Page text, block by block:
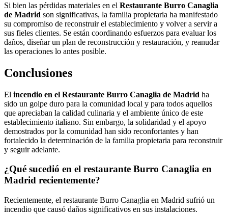
Si bien las pérdidas materiales en el Restaurante Burro Canaglia
de Madrid son significativas, la familia propietaria ha manifestado
su compromiso de reconstruir el establecimiento y volver a servir a
sus fieles clientes. Se están coordinando esfuerzos para evaluar los
daños, diseñar un plan de reconstrucción y restauración, y reanudar
las operaciones lo antes posible.
Conclusiones
El incendio en el Restaurante Burro Canaglia de Madrid ha
sido un golpe duro para la comunidad local y para todos aquellos
que apreciaban la calidad culinaria y el ambiente único de este
establecimiento italiano. Sin embargo, la solidaridad y el apoyo
demostrados por la comunidad han sido reconfortantes y han
fortalecido la determinación de la familia propietaria para reconstruir
y seguir adelante.
¿Qué sucedió en el restaurante Burro Canaglia en
Madrid recientemente?
Recientemente, el restaurante Burro Canaglia en Madrid sufrió un
incendio que causó daños significativos en sus instalaciones.